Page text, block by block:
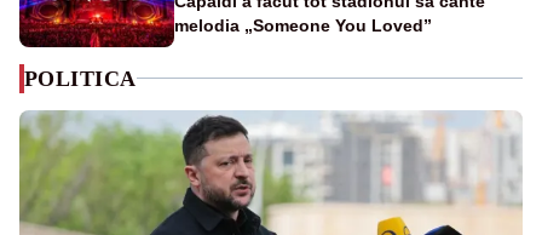
melodia „Someone You Loved”
POLITICA